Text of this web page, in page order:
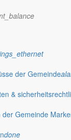
der Gemeinde
&
Gemeinde
done